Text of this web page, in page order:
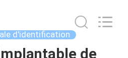
d'identification
de